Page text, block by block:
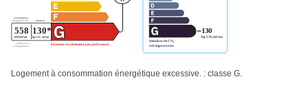
Logement à consommation énergétique excessive. : classe G.